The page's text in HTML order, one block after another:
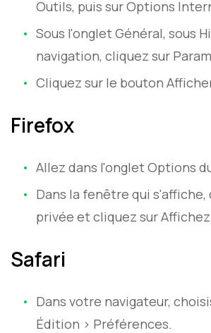
Outils, puis sur Options
Sous l'onglet Général, sous
navigation, cliquez sur
Cliquez sur le bouton
Firefox
Allez dans l'onglet Options
Dans la fenêtre qui s'affiche,
privée et cliquez sur
Safari
Dans votre navigateur,
Édition > Préférences.